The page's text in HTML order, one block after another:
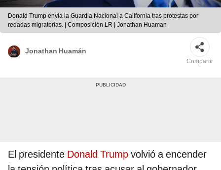
Donald Trump envía la Guardia Nacional a California tras protestas por
redadas migratorias. | Composición LR | Jonathan Huaman
Jonathan Huamán
Compartir
El presidente Donald Trump volvió a encender